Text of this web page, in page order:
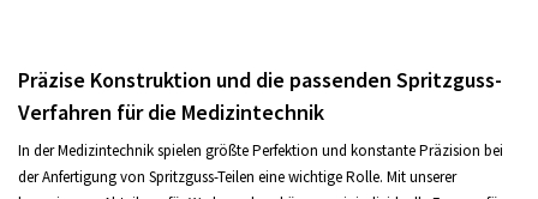
Präzise Konstruktion und die passenden Spritzguss-
Verfahren für die Medizintechnik
In der Medizintechnik spielen größte Perfektion und konstante Präzision bei
der Anfertigung von Spritzguss-Teilen eine wichtige Rolle. Mit unserer